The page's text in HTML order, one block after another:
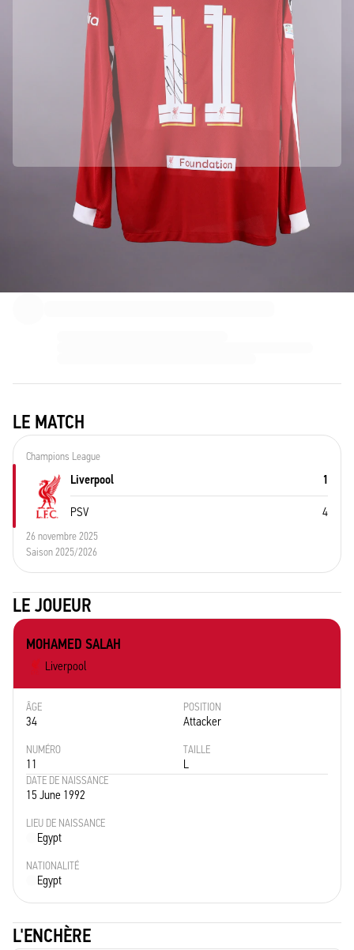
Partenaire officiel – Liverpool FC
Nous avons récupéré ce produit directement auprès du club Liverpool FC pour garantir son
LE MATCH
Champions League
Liverpool 1
PSV 4
26 novembre 2025
Saison 2025/2026
LE JOUEUR
MOHAMED SALAH
Liverpool
ÂGE
34
POSITION
Attacker
NUMÉRO
11
TAILLE
L
DATE DE NAISSANCE
15 June 1992
LIEU DE NAISSANCE
Egypt
NATIONALITÉ
Egypt
L'ENCHÈRE